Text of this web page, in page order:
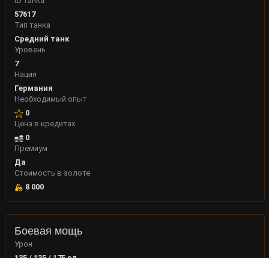
57617
Тип танка
Средний танк
Уровень
7
Нация
Германия
Необходимый опыт
0
Цена в кредитах
0
Премиум
Да
Стоимость в золоте
8 000
Боевая мощь
Урон